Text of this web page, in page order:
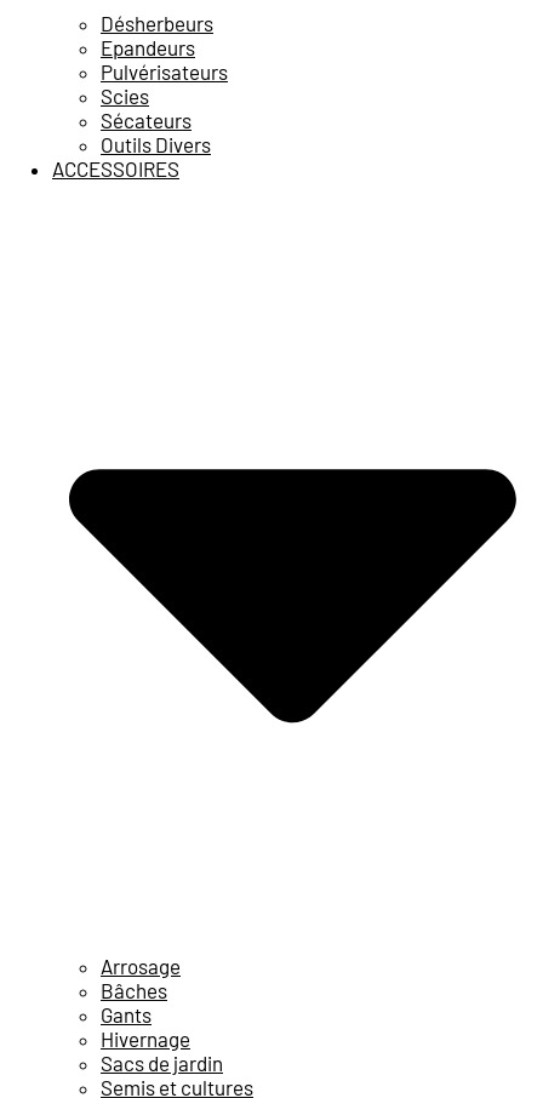
Désherbeurs
Epandeurs
Pulvérisateurs
Scies
Sécateurs
Outils Divers
ACCESSOIRES
Arrosage
Bâches
Gants
Hivernage
Sacs de jardin
Semis et cultures